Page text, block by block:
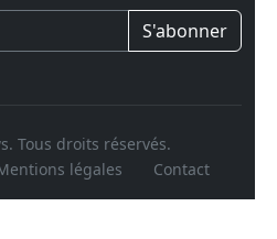
S'abonner
Tous droits réservés.
légales Contact